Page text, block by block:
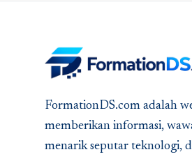
FormationDS.com adalah
memberikan informasi,
menarik seputar teknologi,